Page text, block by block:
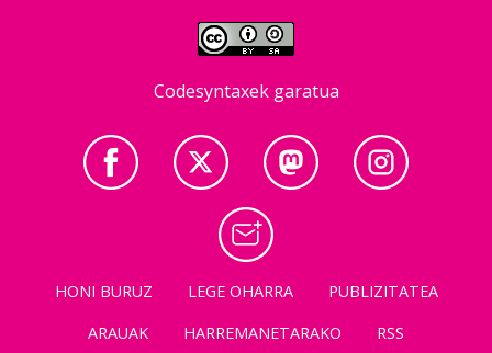
Codesyntaxek garatua
HONI BURUZ LEGE OHARRA
PUBLIZITATEA
ARAUAK
HARREMANETARAKO RSS